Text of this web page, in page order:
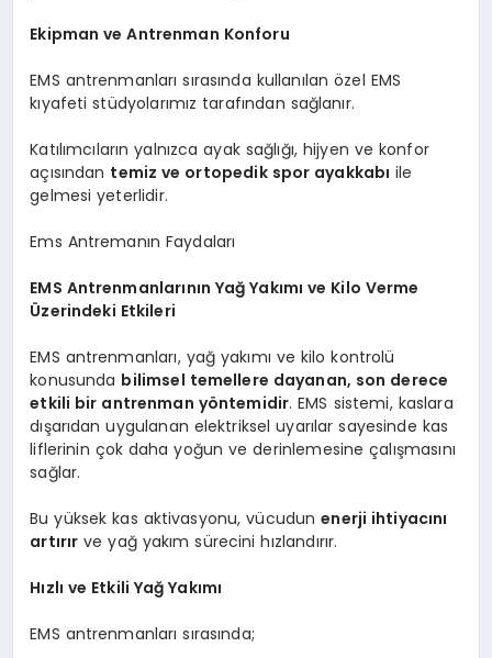
Ekipman ve Antrenman Konforu
EMS antrenmanları sırasında kullanılan özel EMS
kıyafeti stüdyolarımız tarafından sağlanır.
Katılımcıların yalnızca ayak sağlığı, hijyen ve konfor
açısından temiz ve ortopedik spor ayakkabı ile
gelmesi yeterlidir.
Ems Antremanın Faydaları
EMS Antrenmanlarının Yağ Yakımı ve Kilo Verme
Üzerindeki Etkileri
EMS antrenmanları, yağ yakımı ve kilo kontrolü
konusunda bilimsel temellere dayanan, son derece
etkili bir antrenman yöntemidir. EMS sistemi, kaslara
dışarıdan uygulanan elektriksel uyarılar sayesinde kas
liflerinin çok daha yoğun ve derinlemesine çalışmasını
sağlar.
Bu yüksek kas aktivasyonu, vücudunenerji ihtiyacını
artırır ve yağ yakım sürecini hızlandırır.
Hızlı ve Etkili Yağ Yakımı
EMS antrenmanları sırasında;